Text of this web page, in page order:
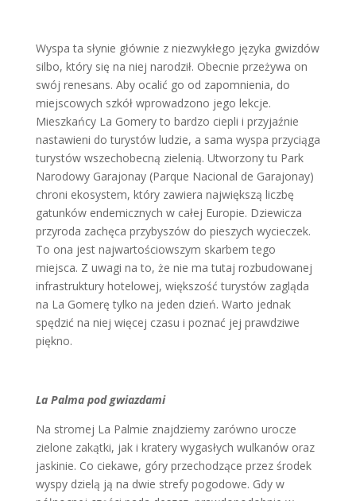
Wyspa ta słynie głównie z niezwykłego języka gwizdów
silbo, który się na niej narodził. Obecnie przeżywa on
swój renesans. Aby ocalić go od zapomnienia, do
miejscowych szkół wprowadzono jego lekcje.
Mieszkańcy La Gomery to bardzo ciepli i przyjaźnie
nastawieni do turystów ludzie, a sama wyspa przyciąga
turystów wszechobecną zielenią. Utworzony tu Park
Narodowy Garajonay (Parque Nacional de Garajonay)
chroni ekosystem, który zawiera największą liczbę
gatunków endemicznych w całej Europie. Dziewicza
przyroda zachęca przybyszów do pieszych wycieczek.
To ona jest najwartościowszym skarbem tego
miejsca. Z uwagi na to, że nie ma tutaj rozbudowanej
infrastruktury hotelowej, większość turystów zagląda
na La Gomerę tylko na jeden dzień. Warto jednak
spędzić na niej więcej czasu i poznać jej prawdziwe
piękno.
La Palma pod gwiazdami
Na stromej La Palmie znajdziemy zarówno urocze
zielone zakątki, jak i kratery wygasłych wulkanów oraz
jaskinie. Co ciekawe, góry przechodzące przez środek
wyspy dzielą ją na dwie strefy pogodowe. Gdy w